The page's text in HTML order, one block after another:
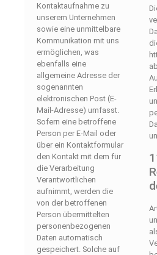
Kontaktaufnahme zu
unserem Unternehmen
sowie eine unmittelbare
Kommunikation mit uns
ermöglichen, was
ebenfalls eine
allgemeine Adresse der
sogenannten
elektronischen Post (E-
Mail-Adresse) umfasst.
Sofern eine betroffene
Person per E-Mail oder
über ein Kontaktformular
den Kontakt mit dem für
die Verarbeitung
Verantwortlichen
aufnimmt, werden die
von der betroffenen
Person übermittelten
personenbezogenen
Daten automatisch
gespeichert. Solche auf